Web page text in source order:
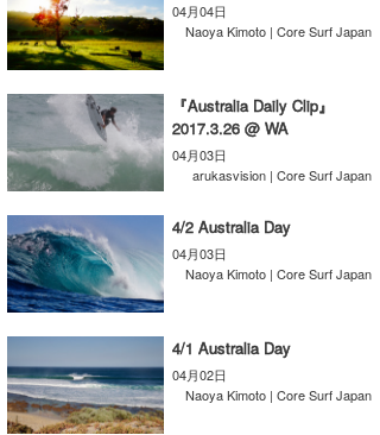
04月04日
Naoya Kimoto | Core Surf Japan
『Australia Daily Clip』
2017.3.26 @ WA
04月03日
arukasvision | Core Surf Japan
4/2 Australia Day
04月03日
Naoya Kimoto | Core Surf Japan
4/1 Australia Day
04月02日
Naoya Kimoto | Core Surf Japan
DELTA FORCE SURF
CBA Films
熊谷素子
進士剛光
田原啓江
植村未来
NOBUFUKU
大野”MAR”修聖
喜納海人
Aichan
chan-U
ECE
G◎Da
H
KID
KOBU
KY
MIN